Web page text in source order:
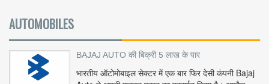
AUTOMOBILES
BAJAJ AUTO की बिक्री 5 लाख के पार
भारतीय ऑटोमोबाइल सेक्टर में एक बार फिर देसी कंपनी Bajaj